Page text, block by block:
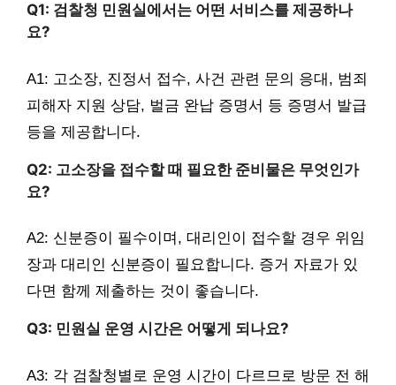
Q1: 검찰청 민원실에서는 어떤 서비스를 제공하나
요?
A1: 고소장, 진정서 접수, 사건 관련 문의 응대, 범죄
피해자 지원 상담, 벌금 완납 증명서 등 증명서 발급
등을 제공합니다.
Q2: 고소장을 접수할 때 필요한 준비물은 무엇인가
요?
A2: 신분증이 필수이며, 대리인이 접수할 경우 위임
장과 대리인 신분증이 필요합니다. 증거 자료가 있
다면 함께 제출하는 것이 좋습니다.
Q3: 민원실 운영 시간은 어떻게 되나요?
A3: 각 검찰청별로 운영 시간이 다르므로 방문 전 해